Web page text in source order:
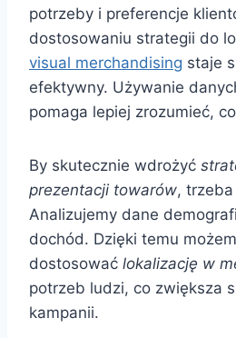
potrzeby i preferencje
dostosowaniu strategii do
visual merchandising staje
efektywny. Używanie
pomaga lepiej zrozumieć,
By skutecznie wdrożyć
prezentacji towarów,
Analizujemy dane
dochód. Dzięki temu
dostosować lokalizację w
potrzeb ludzi, co zwiększa
kampanii.